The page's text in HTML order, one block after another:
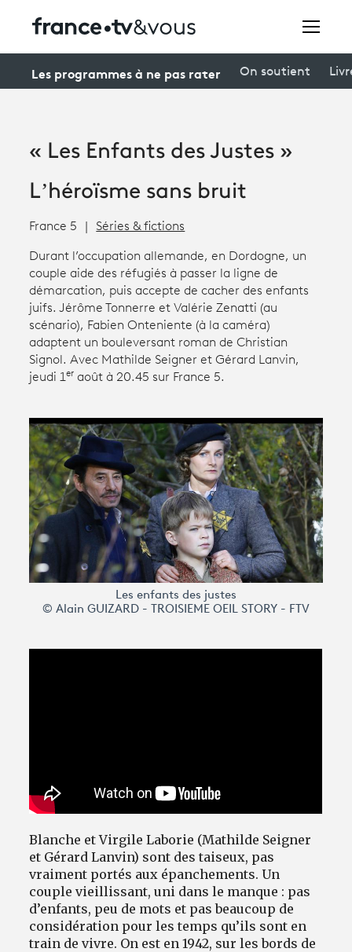
connexion
Creators
À la une
Participer et assister à une émission
À votre écoute
Productions et innovation
Programme
Les programmes à ne pas rater On soutient
« Les Enfants des Justes »
L’héroïsme sans bruit
France 5 Séries & fictions
Durant l’occupation allemande, en Dordogne, un
couple aide des réfugiés à passer la ligne de
démarcation, puis accepte de cacher des enfants
juifs. Jérôme Tonnerre et Valérie Zenatti (au
scénario), Fabien Onteniente (à la caméra)
adaptent un bouleversant roman de Christian
Signol. Avec Mathilde Seigner et Gérard Lanvin,
jeudi 1er août à 20.45 sur France 5.
Les enfants des justes
© Alain GUIZARD - TROISIEME OEIL STORY - FTV
Blanche et Virgile Laborie (Mathilde Seigner
et Gérard Lanvin) sont des taiseux, pas
vraiment portés aux épanchements. Un
couple vieillissant, uni dans le manque : pas
d’enfants, peu de mots et pas beaucoup de
considération pour les temps qu’ils sont en
train de vivre. On est en 1942, sur les bords de